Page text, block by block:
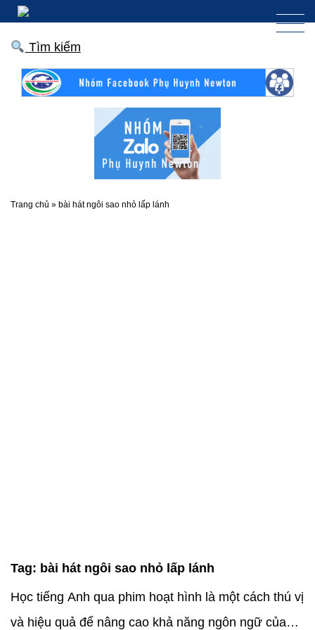
Tìm kiếm
Trang chủ » bài hát ngôi sao nhỏ lấp lánh
Tag: bài hát ngôi sao nhỏ lấp lánh
Học tiếng Anh qua phim hoạt hình là một cách thú vị
và hiệu quả để nâng cao khả năng ngôn ngữ của